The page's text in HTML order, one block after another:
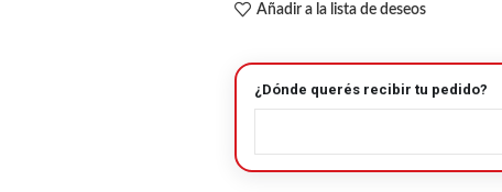
Añadir a la lista de deseos
¿Dónde querés recibir tu pedido?